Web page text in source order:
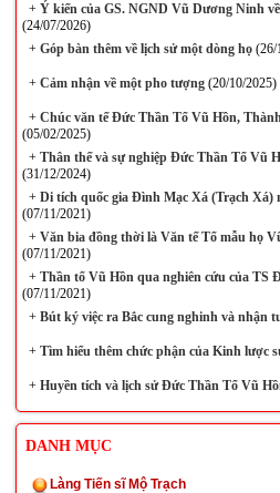
+Ý kiến của GS. NGND Vũ Dương Ninh
(24/07/2026)
+Góp bàn thêm về lịch sử một dòng họ(26/
+Cảm nhận về một pho tượng(20/10/2025)
+Chúc văn tế Đức Thần Tổ Vũ Hồn,
(05/02/2025)
+Thân thế và sự nghiệp Đức Thần Tổ Vũ
(31/12/2024)
+Di tích quốc gia Đình Mạc Xá (Trạch Xá)
(07/11/2021)
+Văn bia đồng thời là Văn tế Tổ mẫu họ
(07/11/2021)
+Thần tổ Vũ Hồn qua nghiên cứu của TS
(07/11/2021)
+Bút ký việc ra Bắc cung nghinh và nhận
+Tìm hiểu thêm chức phận của Kinh lược
+Huyền tích và lịch sử Đức Thần Tổ Vũ
DANH MỤC
Làng Tiến sĩ Mộ Trạch